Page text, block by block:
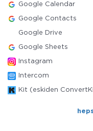
Google Calendar
Google Contacts
Google Drive
Google Sheets
Instagram
Intercom
Kit (eskiden